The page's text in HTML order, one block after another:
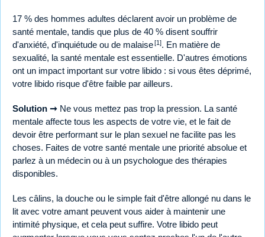
17 % des hommes adultes déclarent avoir un problème de
santé mentale, tandis que plus de 40 % disent souffrir
d'anxiété, d'inquiétude ou de malaise[1]. En matière de
sexualité, la santé mentale est essentielle. D'autres émotions
ont un impact important sur votre libido : si vous êtes déprimé,
votre libido risque d'être faible par ailleurs.
Solution ➞ Ne vous mettez pas trop la pression. La santé
mentale affecte tous les aspects de votre vie, et le fait de
devoir être performant sur le plan sexuel ne facilite pas les
choses. Faites de votre santé mentale une priorité absolue et
parlez à un médecin ou à un psychologue des thérapies
disponibles.
Les câlins, la douche ou le simple fait d'être allongé nu dans le
lit avec votre amant peuvent vous aider à maintenir une
intimité physique, et cela peut suffire. Votre libido peut